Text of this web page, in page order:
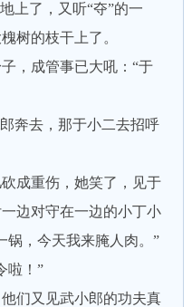
了，又听“夺”的一
树的枝干上了。
，成管事已大吼：“于
奔去，那于小二去招呼
成重伤，她笑了，见于
边对守在一边的小丁小
锅，今天我来腌人肉。”
！”
们又见武小郎的功夫真